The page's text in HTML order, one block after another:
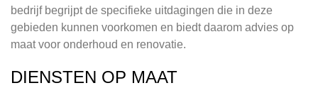
bedrijf begrijpt de specifieke uitdagingen die in deze
gebieden kunnen voorkomen en biedt daarom advies op
maat voor onderhoud en renovatie.
DIENSTEN OP MAAT